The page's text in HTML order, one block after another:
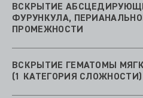
ВСКРЫТИЕ
ФУРУНКУЛА,
ПРОМЕЖНОСТИ
ВСКРЫТИЕ ГЕМАТОМЫ
(1 КАТЕГОРИЯ СЛОЖНОСТИ)